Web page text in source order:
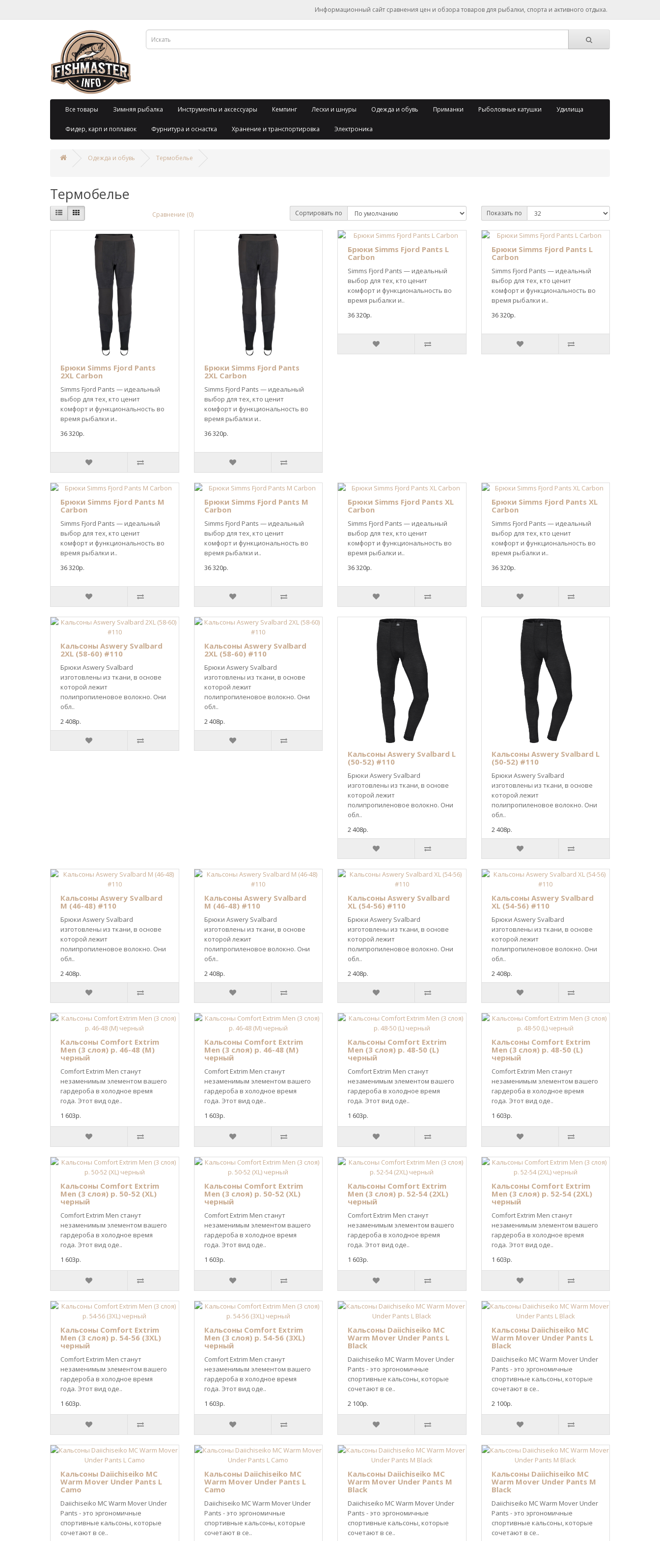
Информационный сайт сравнения цен и обзора товаров для рыбалки, спорта и активного отдыха.
Все товары Зимняя рыбалка Инструменты и аксессуары Кемпинг Лески и шнуры Одежда и обувь Приманки Рыболовные катушки Удилища
Фидер, карп и поплавок Фурнитура и оснастка Хранение и транспортировка Электроника
Одежда и обувь Термобелье
Термобелье
Сравнение (0) Сортировать по Показать по
Брюки Simms Fjord Pants
2XL Carbon
Simms Fjord Pants — идеальный
выбор для тех, кто ценит
комфорт и функциональность во
время рыбалки и..
36 320р.
Брюки Simms Fjord Pants
2XL Carbon
Simms Fjord Pants — идеальный
выбор для тех, кто ценит
комфорт и функциональность во
время рыбалки и..
36 320р.
Брюки Simms Fjord Pants L
Carbon
Simms Fjord Pants — идеальный
выбор для тех, кто ценит
комфорт и функциональность во
время рыбалки и..
36 320р.
Брюки Simms Fjord Pants L
Carbon
Simms Fjord Pants — идеальный
выбор для тех, кто ценит
комфорт и функциональность во
время рыбалки и..
36 320р.
Брюки Simms Fjord Pants M
Carbon
Simms Fjord Pants — идеальный
выбор для тех, кто ценит
комфорт и функциональность во
время рыбалки и..
36 320р.
Брюки Simms Fjord Pants M
Carbon
Simms Fjord Pants — идеальный
выбор для тех, кто ценит
комфорт и функциональность во
время рыбалки и..
36 320р.
Брюки Simms Fjord Pants XL
Carbon
Simms Fjord Pants — идеальный
выбор для тех, кто ценит
комфорт и функциональность во
время рыбалки и..
36 320р.
Брюки Simms Fjord Pants XL
Carbon
Simms Fjord Pants — идеальный
выбор для тех, кто ценит
комфорт и функциональность во
время рыбалки и..
36 320р.
Кальсоны Aswery Svalbard
2XL (58-60) #110
Брюки Aswery Svalbard
изготовлены из ткани, в основе
которой лежит
полипропиленовое волокно. Они
обл..
2 408р.
Кальсоны Aswery Svalbard
2XL (58-60) #110
Брюки Aswery Svalbard
изготовлены из ткани, в основе
которой лежит
полипропиленовое волокно. Они
обл..
2 408р.
Кальсоны Aswery Svalbard L
(50-52) #110
Брюки Aswery Svalbard
изготовлены из ткани, в основе
которой лежит
полипропиленовое волокно. Они
обл..
2 408р.
Кальсоны Aswery Svalbard L
(50-52) #110
Брюки Aswery Svalbard
изготовлены из ткани, в основе
которой лежит
полипропиленовое волокно. Они
обл..
2 408р.
Кальсоны Aswery Svalbard
M (46-48) #110
Брюки Aswery Svalbard
изготовлены из ткани, в основе
которой лежит
полипропиленовое волокно. Они
обл..
2 408р.
Кальсоны Aswery Svalbard
M (46-48) #110
Брюки Aswery Svalbard
изготовлены из ткани, в основе
которой лежит
полипропиленовое волокно. Они
обл..
2 408р.
Кальсоны Aswery Svalbard
XL (54-56) #110
Брюки Aswery Svalbard
изготовлены из ткани, в основе
которой лежит
полипропиленовое волокно. Они
обл..
2 408р.
Кальсоны Aswery Svalbard
XL (54-56) #110
Брюки Aswery Svalbard
изготовлены из ткани, в основе
которой лежит
полипропиленовое волокно. Они
обл..
2 408р.
Кальсоны Comfort Extrim
Men (3 слоя) р. 46-48 (M)
черный
Comfort Extrim Men станут
незаменимым элементом вашего
гардероба в холодное время
года. Этот вид оде..
1 603р.
Кальсоны Comfort Extrim
Men (3 слоя) р. 46-48 (M)
черный
Comfort Extrim Men станут
незаменимым элементом вашего
гардероба в холодное время
года. Этот вид оде..
1 603р.
Кальсоны Comfort Extrim
Men (3 слоя) р. 48-50 (L)
черный
Comfort Extrim Men станут
незаменимым элементом вашего
гардероба в холодное время
года. Этот вид оде..
1 603р.
Кальсоны Comfort Extrim
Men (3 слоя) р. 48-50 (L)
черный
Comfort Extrim Men станут
незаменимым элементом вашего
гардероба в холодное время
года. Этот вид оде..
1 603р.
Кальсоны Comfort Extrim
Men (3 слоя) р. 50-52 (XL)
черный
Comfort Extrim Men станут
незаменимым элементом вашего
гардероба в холодное время
года. Этот вид оде..
1 603р.
Кальсоны Comfort Extrim
Men (3 слоя) р. 50-52 (XL)
черный
Comfort Extrim Men станут
незаменимым элементом вашего
гардероба в холодное время
года. Этот вид оде..
1 603р.
Кальсоны Comfort Extrim
Men (3 слоя) р. 52-54 (2XL)
черный
Comfort Extrim Men станут
незаменимым элементом вашего
гардероба в холодное время
года. Этот вид оде..
1 603р.
Кальсоны Comfort Extrim
Men (3 слоя) р. 52-54 (2XL)
черный
Comfort Extrim Men станут
незаменимым элементом вашего
гардероба в холодное время
года. Этот вид оде..
1 603р.
Кальсоны Comfort Extrim
Men (3 слоя) р. 54-56 (3XL)
черный
Comfort Extrim Men станут
незаменимым элементом вашего
гардероба в холодное время
года. Этот вид оде..
1 603р.
Кальсоны Comfort Extrim
Men (3 слоя) р. 54-56 (3XL)
черный
Comfort Extrim Men станут
незаменимым элементом вашего
гардероба в холодное время
года. Этот вид оде..
1 603р.
Кальсоны Daiichiseiko MC
Warm Mover Under Pants L
Black
Daiichiseiko MC Warm Mover Under
Pants - это эргономичные
спортивные кальсоны, которые
сочетают в се..
2 100р.
Кальсоны Daiichiseiko MC
Warm Mover Under Pants L
Black
Daiichiseiko MC Warm Mover Under
Pants - это эргономичные
спортивные кальсоны, которые
сочетают в се..
2 100р.
Кальсоны Daiichiseiko MC
Warm Mover Under Pants L
Camo
Daiichiseiko MC Warm Mover Under
Pants - это эргономичные
спортивные кальсоны, которые
сочетают в се..
Кальсоны Daiichiseiko MC
Warm Mover Under Pants L
Camo
Daiichiseiko MC Warm Mover Under
Pants - это эргономичные
спортивные кальсоны, которые
сочетают в се..
Кальсоны Daiichiseiko MC
Warm Mover Under Pants M
Black
Daiichiseiko MC Warm Mover Under
Pants - это эргономичные
спортивные кальсоны, которые
сочетают в се..
Кальсоны Daiichiseiko MC
Warm Mover Under Pants M
Black
Daiichiseiko MC Warm Mover Under
Pants - это эргономичные
спортивные кальсоны, которые
сочетают в се..